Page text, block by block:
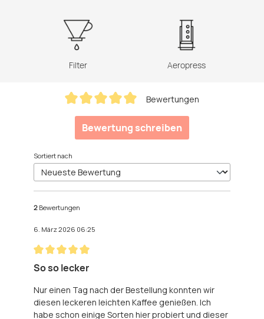
Filter Aeropress
Bewertungen
Bewertung schreiben
Sortiert nach
2 Bewertungen
6. März 2026 06:25
Bewertung mit 5 von 5 Sternen
So so lecker
Nur einen Tag nach der Bestellung konnten wir
diesen leckeren leichten Kaffee genießen. Ich
habe schon einige Sorten hier probiert und dieser